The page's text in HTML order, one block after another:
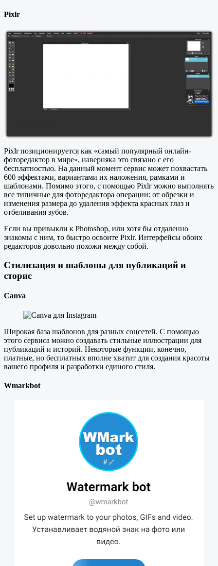
Pixlr
Pixlr позиционируется как «самый популярный онлайн-
фоторедактор в мире», наверняка это связано с его
бесплатностью. На данный момент сервис может похвастать
600 эффектами, вариантами их наложения, рамками и
шаблонами. Помимо этого, с помощью Pixlr можно выполнять
все типичные для фоторедактора операции: от обрезки и
изменения размера до удаления эффекта красных глаз и
отбеливания зубов.
Если вы привыкли к Photoshop, или хотя бы отдаленно
знакомы с ним, то быстро освоите Pixlr. Интерфейсы обоих
редакторов довольно похожи между собой.
Стилизация и шаблоны для публикаций и
сторис
Canva
Широкая база шаблонов для разных соцсетей. С помощью
этого сервиса можно создавать стильные иллюстрации для
публикаций и историй. Некоторые функции, конечно,
платные, но бесплатных вполне хватит для создания красоты
вашего профиля и разработки единого стиля.
Wmarkbot